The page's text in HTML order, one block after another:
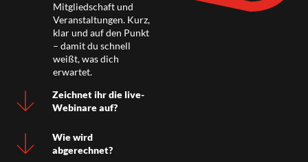
Mitgliedschaft und
Veranstaltungen. Kurz,
klar und auf den Punkt
– damit du schnell
weißt, was dich
erwartet.
Zeichnet ihr die live-
Webinare auf?
Wie wird
abgerechnet?